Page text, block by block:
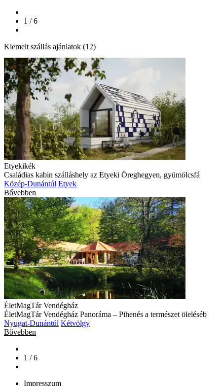
1 / 6
Kiemelt szállás ajánlatok (12)
Etyekikék
Családias kabin szálláshely az Etyeki Öreghegyen, gyümölcsfá
Közép-Dunántúl Etyek
Bővebben
ÉletMagTár Vendégház
ÉletMagTár Vendégház Panoráma – Pihenés a természet öleléséb
Nyugat-Dunántúl Kétvölgy
Bővebben
1 / 6
Impresszum